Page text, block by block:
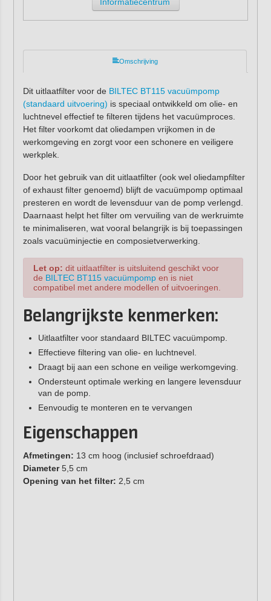
Omschrijving
Dit uitlaatfilter voor de BILTEC BT115 vacuümpomp
(standaard uitvoering) is speciaal ontwikkeld om olie- en
luchtnevel effectief te filteren tijdens het vacuümproces.
Het filter voorkomt dat oliedampen vrijkomen in de
werkomgeving en zorgt voor een schonere en veiligere
werkplek.
Door het gebruik van dit uitlaatfilter (ook wel oliedampfilter
of exhaust filter genoemd) blijft de vacuümpomp optimaal
presteren en wordt de levensduur van de pomp verlengd.
Daarnaast helpt het filter om vervuiling van de werkruimte
te minimaliseren, wat vooral belangrijk is bij toepassingen
zoals vacuüminjectie en composietverwerking.
Let op: dit uitlaatfilter is uitsluitend geschikt voor
de BILTEC BT115 vacuümpompen is niet
compatibel met andere modellen of uitvoeringen.
Belangrijkste kenmerken:
Uitlaatfilter voor standaard BILTEC vacuümpomp.
Effectieve filtering van olie- en luchtnevel.
Draagt bij aan een schone en veilige werkomgeving.
Ondersteunt optimale werking en langere levensduur
van de pomp.
Eenvoudig te monteren en te vervangen
Eigenschappen
Afmetingen: 13 cm hoog (inclusief schroefdraad)
Diameter5,5 cm
Opening van het filter: 2,5 cm